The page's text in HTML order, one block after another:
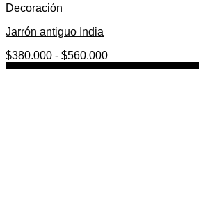
Decoración
Jarrón antiguo India
$380.000 - $560.000Rango
de